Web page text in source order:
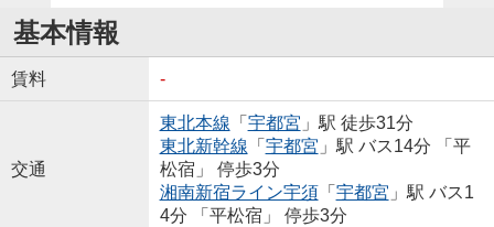
基本情報
賃料 -
交通
東北本線 「 宇都宮 」駅 徒歩31分
東北新幹線 「 宇都宮 」駅 バス14分 「平
松宿」 停歩3分
湘南新宿ライン宇須「 宇都宮 」駅 バス1
4分 「平松宿」 停歩3分